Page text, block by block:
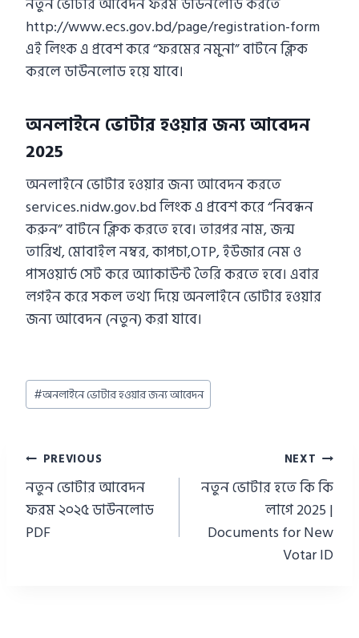
http://www.ecs.gov.bd/page/registration-form
এই লিংক এ প্রবেশ করে “ফরমের নমুনা” বাটনে ক্লিক
করলে ডাউনলোড হয়ে যাবে।
অনলাইনে ভোটার হওয়ার জন্য আবেদন
2025
অনলাইনে ভোটার হওয়ার জন্য আবেদন করতে
services.nidw.gov.bd লিংক এ প্রবেশ করে “নিবন্ধন
করুন” বাটনে ক্লিক করতে হবে। তারপর নাম, জন্ম
তারিখ, মোবাইল নম্বর, কাপচা,OTP, ইউজার নেম ও
পাসওয়ার্ড সেট করে অ্যাকাউন্ট তৈরি করতে হবে। এবার
লগইন করে সকল তথ্য দিয়ে অনলাইনে ভোটার হওয়ার
জন্য আবেদন (নতুন) করা যাবে।
Post
Tags:
#অনলাইনে ভোটার হওয়ার জন্য আবেদন
Post
navigation
PREVIOUS
নতুন ভোটার আবেদন
ফরম ২০২৫ ডাউনলোড
PDF
NEXT
নতুন ভোটার হতে কি কি
লাগে 2025 |
Documents for New
Votar ID